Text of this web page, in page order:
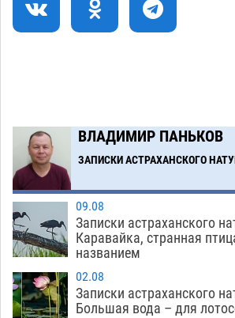
09:00
Лидеры чеченской диаспоры
осудили выходку молодого
ВЛАДИМИР ПАНЬКОВ
ЗАПИСКИ АСТРАХАНСКОГО
09.08
Записки астраханского
Каравайка, странная
названием
02.08
Записки астраханского
Большая вода – для